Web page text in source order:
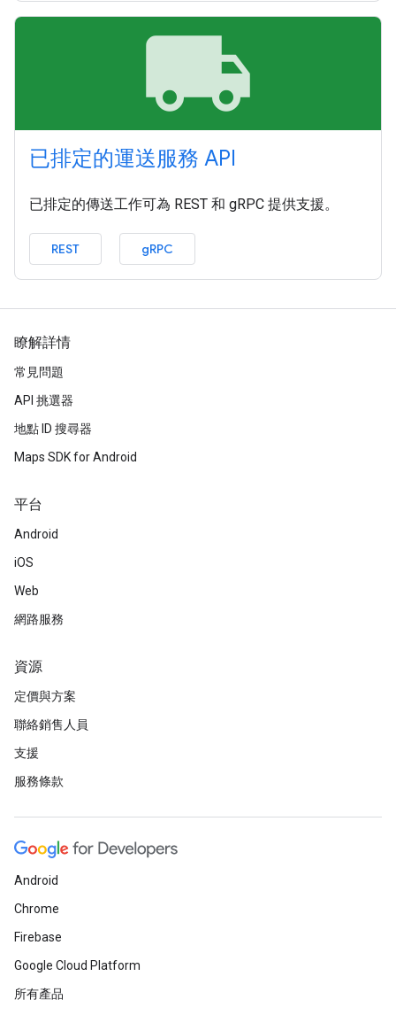
local_shipping
已排定的運送服務 API
已排定的傳送工作可為 REST 和 gRPC 提供支援。
REST gRPC
瞭解詳情
常見問題
API 挑選器
地點 ID 搜尋器
Maps SDK for Android
平台
Android
iOS
Web
網路服務
資源
定價與方案
聯絡銷售人員
支援
服務條款
Android
Chrome
Firebase
Google Cloud Platform
所有產品